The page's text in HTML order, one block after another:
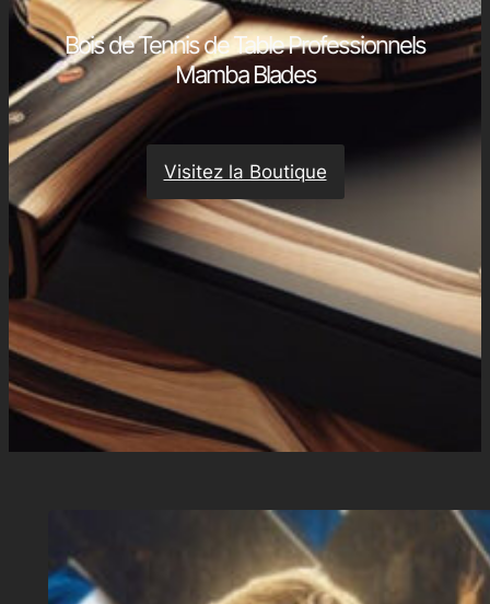
Bois de Tennis de Table Professionnels
Mamba Blades
Visitez la Boutique